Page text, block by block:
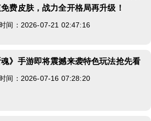
费皮肤，战力全开格局再升级！
间：2026-07-21 02:47:16
魂》手游即将震撼来袭特色玩法抢先看
间：2026-07-16 07:28:20